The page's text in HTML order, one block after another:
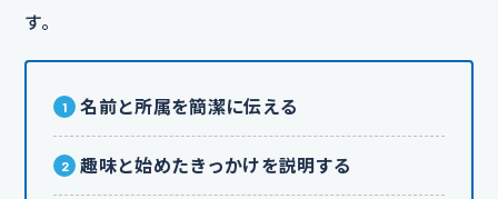
す。
名前と所属を簡潔に伝える
趣味と始めたきっかけを説明する